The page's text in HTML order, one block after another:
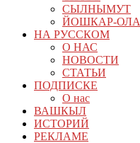
СЫЛНЫМУТ
ЙОШКАР-ОЛА
НА РУССКОМ
О НАС
НОВОСТИ
СТАТЬИ
ПОДПИСКЕ
О нас
ВАШКЫЛ
ИСТОРИЙ
РЕКЛАМЕ